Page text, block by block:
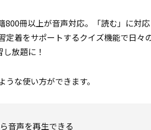
800冊以上が音声対応。「読む」に対
着をサポートするクイズ機能で日々
放題に！
うな使い方ができます。
音声を再生できる